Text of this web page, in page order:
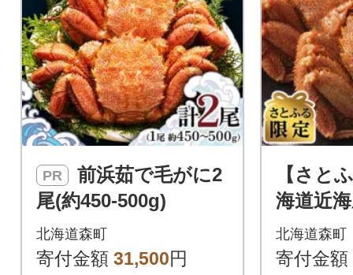
PR
尾(約450-500g)
北海道森町
寄付金額 31,500円
【さと
海道近
浜茹で
50g前後
北海道森町
寄付金額